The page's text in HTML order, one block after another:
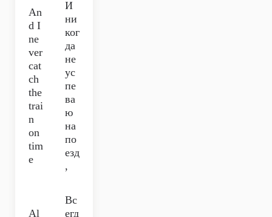
An
d I
ne
ver
cat
ch
the
trai
n
on
tim
e
И
ни
ког
да
не
ус
пе
ва
ю
на
по
езд
,
Al
Вс
егд